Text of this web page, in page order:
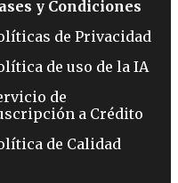
y Condiciones
de Privacidad
de uso de la IA
de
a Crédito
de Calidad